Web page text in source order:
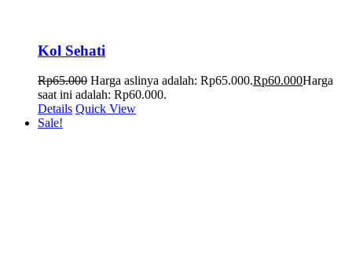
Kol Sehati
Rp65.000 Harga aslinya adalah: Rp65.000.Rp60.000Harga
saat ini adalah: Rp60.000.
Details Quick View
Sale!